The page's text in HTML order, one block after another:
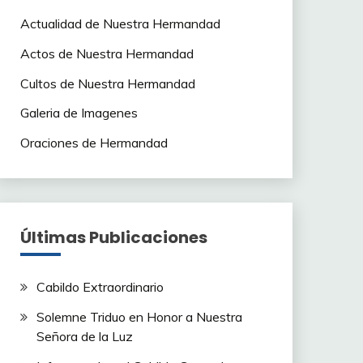
Actualidad de Nuestra Hermandad
Actos de Nuestra Hermandad
Cultos de Nuestra Hermandad
Galeria de Imagenes
Oraciones de Hermandad
Últimas Publicaciones
Cabildo Extraordinario
Solemne Triduo en Honor a Nuestra
Señora de la Luz